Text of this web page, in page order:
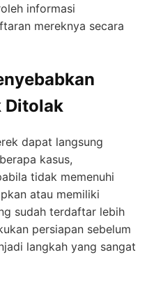
informasi
mereknya secara
Ditolak
dapat langsung
kasus,
tidak memenuhi
atau memiliki
sudah terdaftar lebih
persiapan sebelum
langkah yang sangat